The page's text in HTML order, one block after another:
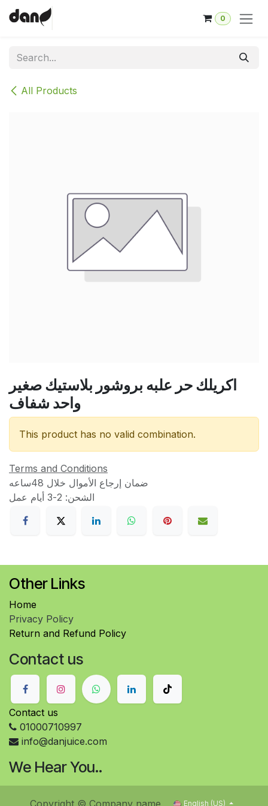
Skip to Content
0
All Products
اكريلك حر علبه بروشور بلاستيك صغير
واحد شفاف
This product has no valid combination.
Terms and Conditions
الشحن: 2-3 أيام عمل
Other Links
Home
Privacy Policy
Return and Refund Policy
Contact us
Contact us
01000710997
info@danjuice.com
We Hear You..
Copyright © Company name English (US)